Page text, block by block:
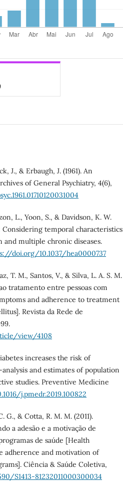
J., & Erbaugh, J. (1961). An
of General Psychiatry, 4(6),
L., Yoon, S., & Davidson, K. W.
temporal characteristics
and multiple chronic diseases.
doi.org/10.1037/hea0000737
T. M., Santos, V., & Silva, L. A. S. M.
tratamento entre pessoas com
and adherence to treatment
Revista da Rede de
view/4108
increases the risk of
and estimates of population
studies. Preventive Medicine
j.pmedr.2019.100822
G., & Cotta, R. M. M. (2011).
a adesão e a motivação de
de saúde [Health
adherence and motivation of
Ciência & Saúde Coletiva,
S1413-81232011000300034